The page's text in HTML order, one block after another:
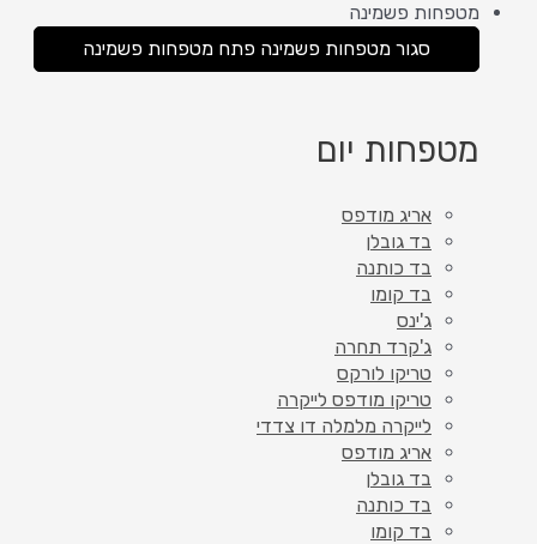
מטפחות פשמינה
סגור מטפחות פשמינה פתח מטפחות פשמינה
מטפחות יום
אריג מודפס
בד גובלן
בד כותנה
בד קומו
ג'ינס
ג'קרד תחרה
טריקו לורקס
טריקו מודפס לייקרה
לייקרה מלמלה דו צדדי
אריג מודפס
בד גובלן
בד כותנה
בד קומו